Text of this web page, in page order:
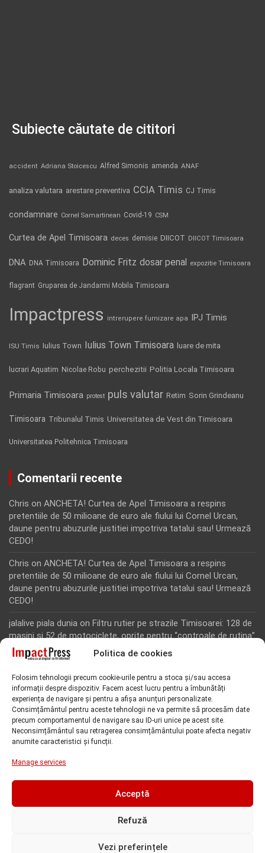
Politica de cookies
Folosim tehnologii precum cookie-urile pentru a stoca și/sau accesa
informații despre dispozitiv. Facem acest lucru pentru a îmbunătăți
experiența de navigare și pentru a afișa anunțuri personalizate.
Consimțământul pentru aceste tehnologii ne va permite să procesăm date
precum comportamentul de navigare sau ID-uri unice pe acest site.
Neconsimțământul sau retragerea consimțământului poate afecta negativ
anumite caracteristici și funcții.
Manage services
Acceptă
Refuză
Vezi preferințele
Subiecte căutate de cititori
accident Adriana Stoicescu Alfred Simonis amenda ANAF
analiza valutara arestare preventiva CCIA Timis CJ Timis
condamnare Cornel Samartinean Covid-19 CSM
Curtea de Apel Timisoara deces demisie DIICOT DIICOT Timisoara
DNA DNA Timisoara Dominic Fritz dosar penal expozitie Timisoara
flagrant Gruparea de Jandarmi Mobila Timisoara
Impactpress intrerupere furnizare apa IPJ Timis
ISU Timis Iulius Town Iulius Town Timisoara luare de mita
lucrari Aquatim Nicolae Robu perchezitii Politia Locala Timisoara
Primaria Timisoara protest puls valutar Retim Sorin Grindeanu
Timisoara Tribunalul Timis Universitatea de Vest din Timisoara
Universitatea Politehnica Timisoara
Comentarii recente
Chris on ANCHETA! Curtea de Apel Timisoara a respins
pretentiile de 50 milioane de euro ale fiului lui Cornel Urcan,
daune pentru abuzurile justitiei impotriva tatalui sau! Urmează
CEDO!
Chris on ANCHETA! Curtea de Apel Timisoara a respins
pretentiile de 50 milioane de euro ale fiului lui Cornel Urcan,
daune pentru abuzurile justitiei impotriva tatalui sau! Urmează
CEDO!
jalalive piala dunia on Filtru rutier pe strazile Timisoarei: 128 de
masini si 52 de motociclete, oprite pentru “controale de rutina”
Rodion Camatoritul on Inca un martor din dosarul fraudei cu
“Toti martorii hartuiti au facut plangere penala pentru
represiune nedreapta si cercetare abuziva”, anunta avocatul
Florin Kovacs
Rodion CamatoritulonInca un martor din dosarul fraudei cu
fonduri europene de la Tomnatic, retinut pentru 24 de ore!
represiune nedreapta si cercetare abuziva”, anunta avocatul
Florin Kovacs